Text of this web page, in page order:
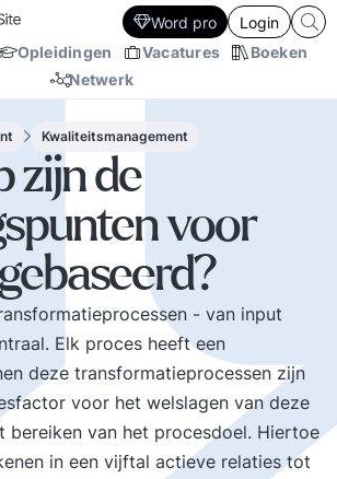
Opleidingen Vacatures
Boeken
Netwerk
Word pro Login
Kwaliteitsmanagement
zijn de
voor
- van input
Elk proces heeft een
deze transformatieprocessen zijn
voor het welslagen van deze
bereiken van het procesdoel. Hiertoe
in een vijftal actieve relaties tot